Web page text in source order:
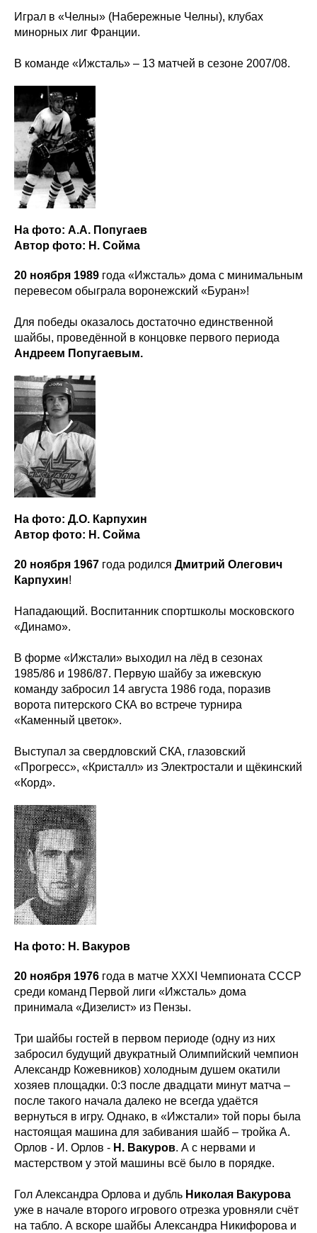
Играл в «Челны» (Набережные Челны), клубах
минорных лиг Франции.
В команде «Ижсталь» – 13 матчей в сезоне 2007/08.
На фото: А.А. Попугаев
Автор фото: Н. Сойма
20 ноября 1989 года «Ижсталь» дома с минимальным
перевесом обыграла воронежский «Буран»!
Для победы оказалось достаточно единственной
шайбы, проведённой в концовке первого периода
Андреем Попугаевым.
На фото: Д.О. Карпухин
Автор фото: Н. Сойма
20 ноября 1967 года родился Дмитрий Олегович
Карпухин!
Нападающий. Воспитанник спортшколы московского
«Динамо».
В форме «Ижстали» выходил на лёд в сезонах
1985/86 и 1986/87. Первую шайбу за ижевскую
команду забросил 14 августа 1986 года, поразив
ворота питерского СКА во встрече турнира
«Каменный цветок».
Выступал за свердловский СКА, глазовский
«Прогресс», «Кристалл» из Электростали и щёкинский
«Корд».
На фото: Н. Вакуров
20 ноября 1976 года в матче XXXI Чемпионата СССР
среди команд Первой лиги «Ижсталь» дома
принимала «Дизелист» из Пензы.
Три шайбы гостей в первом периоде (одну из них
забросил будущий двукратный Олимпийский чемпион
Александр Кожевников) холодным душем окатили
хозяев площадки. 0:3 после двадцати минут матча –
после такого начала далеко не всегда удаётся
вернуться в игру. Однако, в «Ижстали» той поры была
настоящая машина для забивания шайб – тройка А.
Орлов - И. Орлов - Н. Вакуров. А с нервами и
мастерством у этой машины всё было в порядке.
Гол Александра Орлова и дубль Николая Вакурова
уже в начале второго игрового отрезка уровняли счёт
на табло. А вскоре шайбы Александра Никифорова и
ХК«Ижсталь»
Администрация
Состав команды
Тренерский штаб
Спортивная школа
по хоккею
ВКонтакте
НМХЛ
КХЛ
НХЛ
Всё о хоккее
Социальные проекты
Магазин
Фан-зона
болельщиков
Политика конфиденциальности
Согласие на обработку персональных данных
Публичная оферта
Правила возврата и обмена товара
ООО «ХК «Ижсталь»
ОГРН 1261800004751, ИНН 1800050073
г. Ижевск, ул. Свободы, д. 82а
8 (3412) 572062 (доб. 1)
izhstal@mail.ru